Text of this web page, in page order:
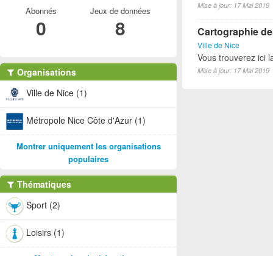
Mise à jour: 17 Mai 2019
Cartographie
Ville de Nice
Vous trouverez ici
Mise à jour: 17 Mai 2019
Abonnés
0
Jeux de données
8
Organisations
Ville de Nice (1)
Métropole Nice Côte d'Azur (1)
Montrer uniquement les organisations
populaires
Thématiques
Sport (2)
Loisirs (1)